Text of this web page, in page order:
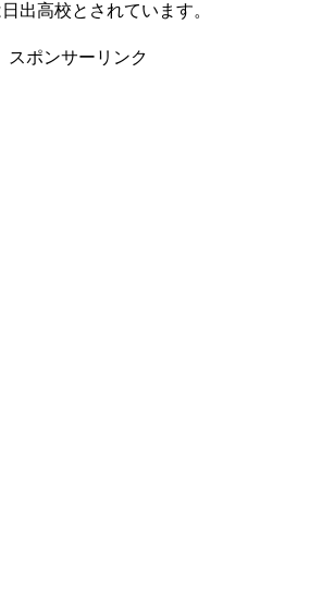
出高校とされています。
スポンサーリンク